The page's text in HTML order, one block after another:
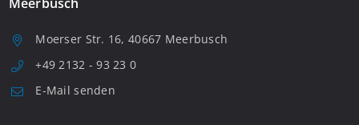
Moerser Str. 16, 40667 Meerbusch
+49 2132 - 93 23 0
E-Mail senden